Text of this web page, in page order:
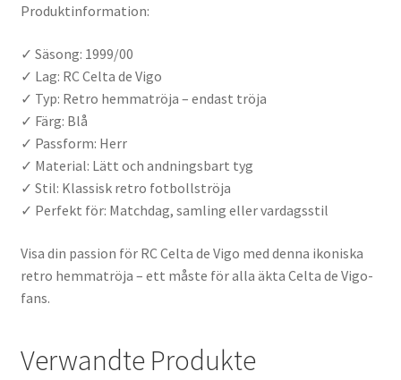
Produktinformation:
✓ Säsong: 1999/00
✓ Lag: RC Celta de Vigo
✓ Typ: Retro hemmatröja – endast tröja
✓ Färg: Blå
✓ Passform: Herr
✓ Material: Lätt och andningsbart tyg
✓ Stil: Klassisk retro fotbollströja
✓ Perfekt för: Matchdag, samling eller vardagsstil
Visa din passion för RC Celta de Vigo med denna ikoniska
retro hemmatröja – ett måste för alla äkta Celta de Vigo-
fans.
Verwandte Produkte